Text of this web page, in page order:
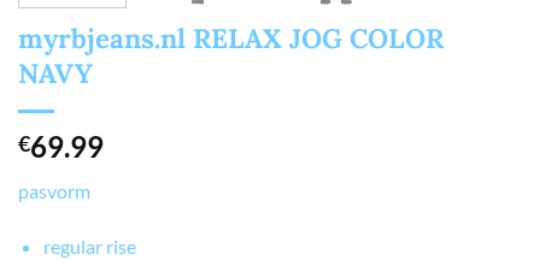
myrbjeans.nl RELAX JOG COLOR
NAVY
€69.99
pasvorm
regular rise